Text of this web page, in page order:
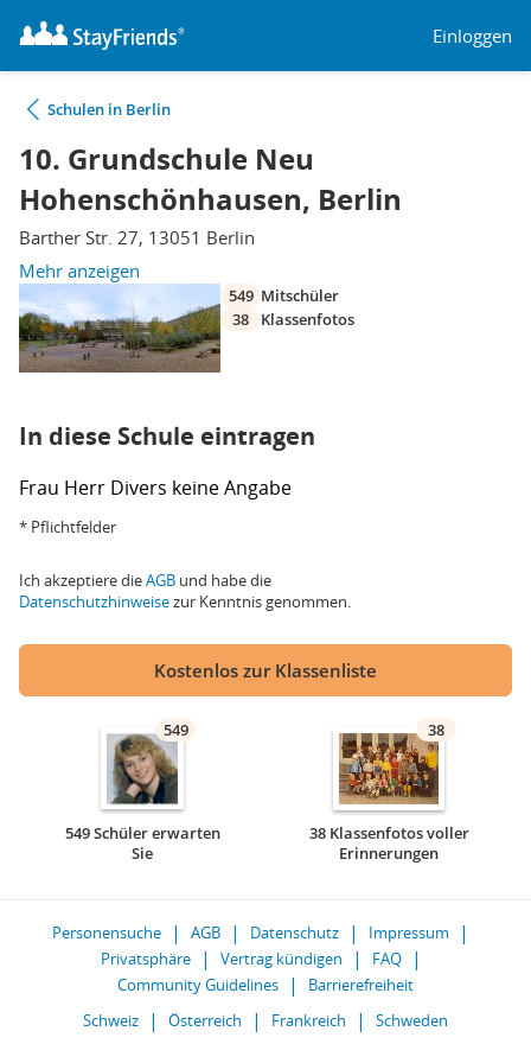
Einloggen
Schulen in Berlin
10. Grundschule Neu
Hohenschönhausen, Berlin
Barther Str. 27, 13051 Berlin
Mehr anzeigen
549 Mitschüler
38
Klassenfotos
In diese Schule eintragen
Frau Herr Divers keine Angabe
* Pflichtfelder
Ich akzeptiere dieAGB und habe die
Datenschutzhinweisezur Kenntnis genommen.
Kostenlos zur Klassenliste
549
549 Schüler erwarten
Sie
38
38 Klassenfotos voller
Erinnerungen
Personensuche AGB Datenschutz
Impressum
Privatsphäre
Vertrag kündigen
FAQ
Community Guidelines
Barrierefreiheit
Schweiz
Österreich Frankreich Schweden